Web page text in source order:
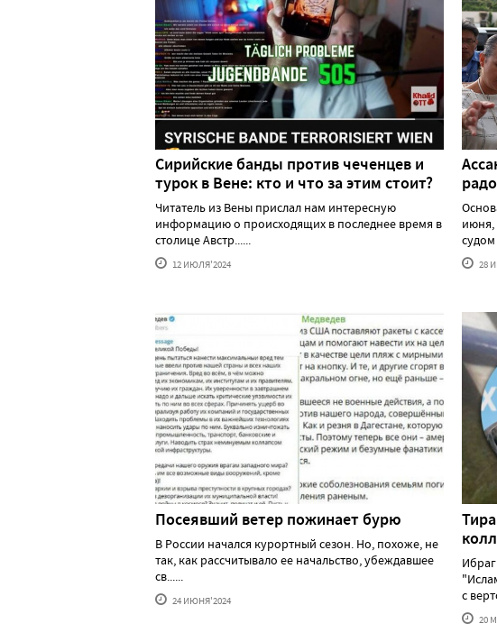
Сирийские банды против чеченцев и
турок в Вене: кто и что за этим стоит?
Читатель из Вены прислал нам интересную
информацию о происходящих в последнее время в
столице Австр......
12 ИЮЛЯ'2024 28
Посеявший ветер пожинает бурю
В России начался курортный сезон. Но, похоже, не
так, как рассчитывало ее начальство, убеждавшее
св......
24 ИЮНЯ'2024
с
20